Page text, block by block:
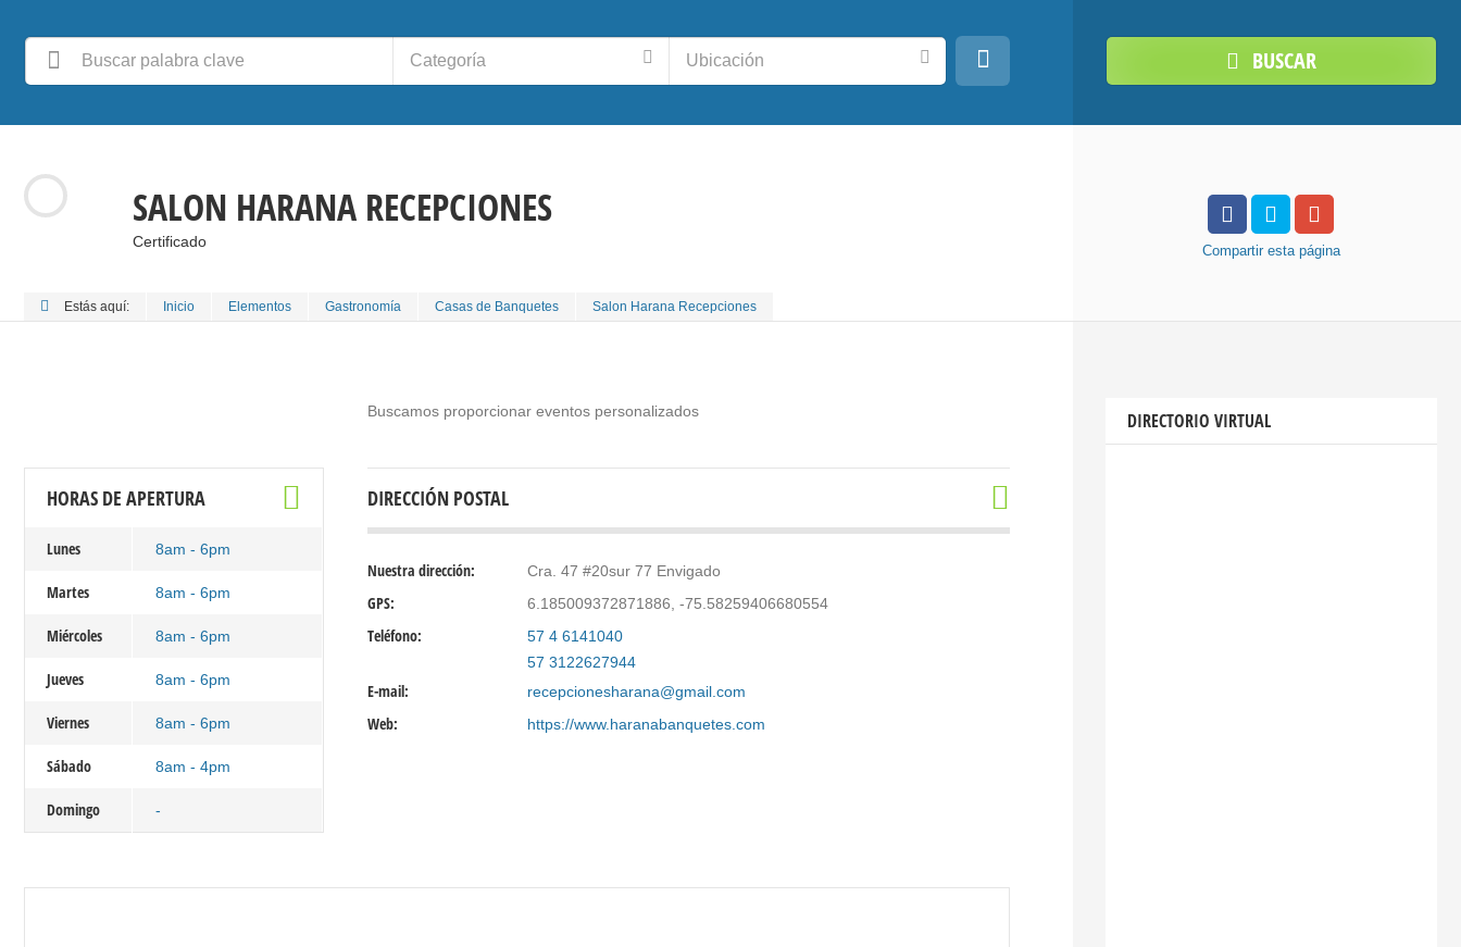
Categoría Ubicación BUSCAR
SALON HARANA RECEPCIONES
Certificado
Estás aquí: Inicio Elementos Gastronomía Casas de Banquetes Salon Harana Recepciones
Compartir esta página
Buscamos proporcionar eventos personalizados
HORAS DE APERTURA
Lunes 8am - 6pm
Martes 8am - 6pm
Miércoles 8am - 6pm
Jueves 8am - 6pm
Viernes 8am - 6pm
Sábado 8am - 4pm
Domingo -
DIRECCIÓN POSTAL
Nuestra dirección: Cra. 47 #20sur 77 Envigado
GPS: 6.185009372871886, -75.58259406680554
Teléfono:
57 4 6141040
57 3122627944
E-mail: recepcionesharana@gmail.com
Web: https://www.haranabanquetes.com
DIRECTORIO VIRTUAL